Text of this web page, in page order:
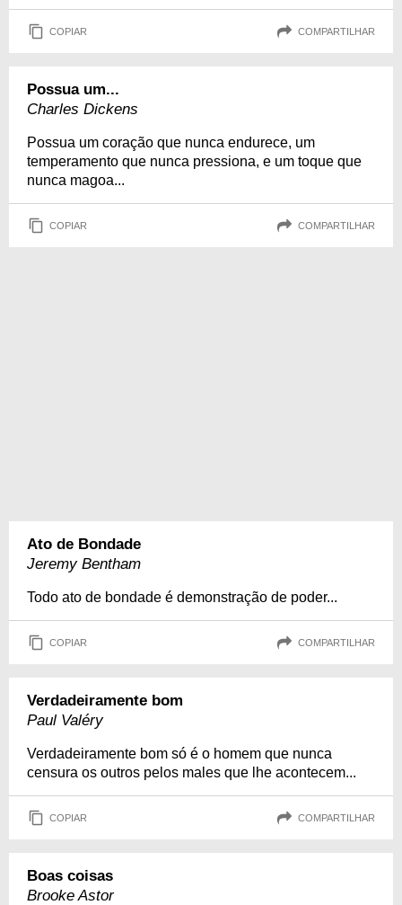
COPIAR COMPARTILHAR
Possua um...
Charles Dickens
Possua um coração que nunca endurece, um
temperamento que nunca pressiona, e um toque que
nunca magoa...
COPIAR COMPARTILHAR
Ato de Bondade
Jeremy Bentham
Todo ato de bondade é demonstração de poder...
COPIAR COMPARTILHAR
Verdadeiramente bom
Paul Valéry
Verdadeiramente bom só é o homem que nunca
censura os outros pelos males que lhe acontecem...
COPIAR COMPARTILHAR
Boas coisas
Brooke Astor